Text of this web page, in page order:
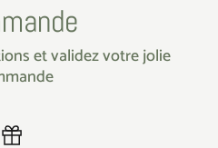
et validez votre jolie